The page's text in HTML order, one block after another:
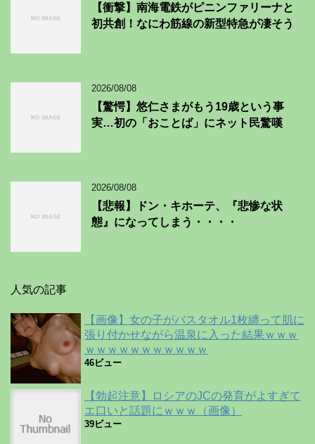
【衝撃】南海電鉄がピニンファリーナと
初共創！なにわ筋線の新型特急が凄そう
2026/08/08
【驚愕】悠仁さまがもう19歳という事
実…初の「おことば」にネット民驚嘆
2026/08/08
【悲報】ドン・キホーテ、『悲惨な状
態』になってしまう・・・・
人気の記事
【画像】女の子がバスタオル1枚纏って肌に
張り付かせながら温泉に入った結果ｗｗｗ
ｗｗｗｗｗｗｗｗｗｗｗ
46ビュー
【勃起注意】ロシアのJCの発育がよすぎて
エ口いと話題にｗｗｗ（画像）
39ビュー